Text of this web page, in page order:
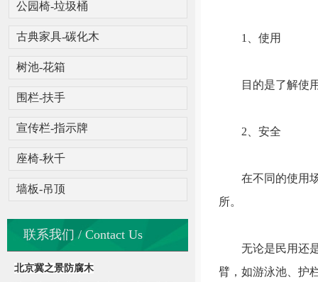
公园椅-垃圾桶
古典家具-碳化木
树池-花箱
围栏-扶手
宣传栏-指示牌
座椅-秋千
墙板-吊顶
联系我们 / Contact Us
北京冀之景防腐木
1、使用
目的是了解使用
2、安全
在不同的使用场
所。
无论是民用还是
臂，如游泳池、护